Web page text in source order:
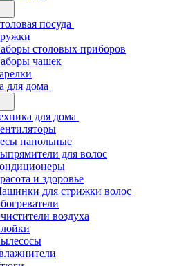
посуда
столовых приборов
чашек
для дома
для дома
напольные
для волос
и здоровье
для стрижки волос
воздуха